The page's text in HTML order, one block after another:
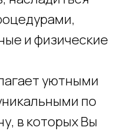
и физические
уютными
по
в которых Вы